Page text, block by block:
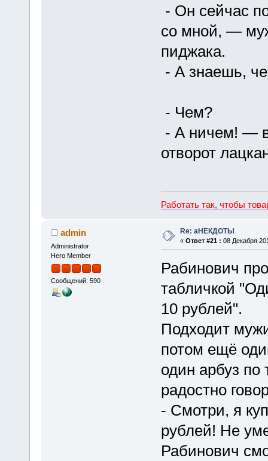
- Он сейчас
со мной, —
пиджака.
- А знаешь,
- Чем?
- А ничем! —
отворот
Работать так, чтобы
admin
Administrator
Hero Member
Сообщений: 590
Re: аНЕКДОТЫ
« Ответ #21 : 08 Декабря
Рабинович
табличкой
10 рублей".
Подходит
потом ещё
один арбуз
радостно
- Смотри, я
рублей! Не
Рабинович